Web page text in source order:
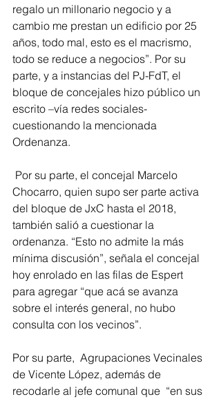
regalo un millonario negocio y a
cambio me prestan un edificio por 25
años, todo mal, esto es el macrismo,
todo se reduce a negocios”. Por su
parte, y a instancias del PJ-FdT, el
bloque de concejales hizo público un
escrito –vía redes sociales-
cuestionando la mencionada
Ordenanza.
Chocarro, quien supo ser parte activa
del bloque de JxC hasta el 2018,
también salió a cuestionar la
ordenanza. “Esto no admite la más
mínima discusión”, señala el concejal
hoy enrolado en las filas de Espert
para agregar “que acá se avanza
sobre el interés general, no hubo
consulta con los vecinos”.
Por su parte,  Agrupaciones Vecinales
de Vicente López, además de
recodarle al jefe comunal que  “en sus